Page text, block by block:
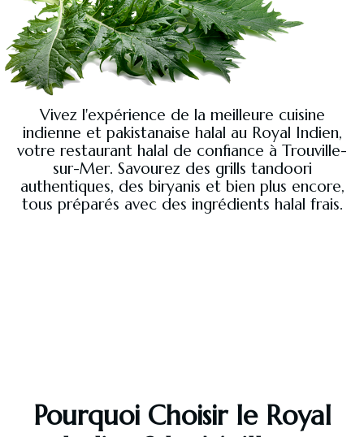
Vivez l'expérience de la meilleure cuisine
indienne et pakistanaise halal au Royal Indien,
votre restaurant halal de confiance à Trouville-
sur-Mer. Savourez des grills tandoori
authentiques, des biryanis et bien plus encore,
tous préparés avec des ingrédients halal frais.
Pourquoi Choisir le Royal